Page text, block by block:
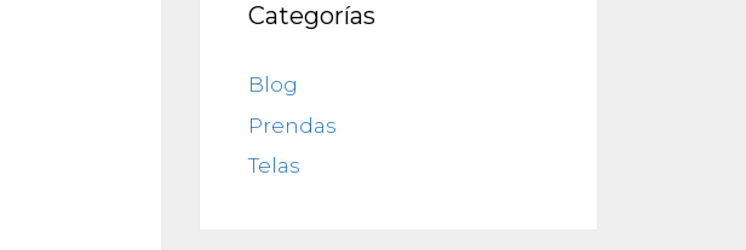
Categorías
Blog
Prendas
Telas